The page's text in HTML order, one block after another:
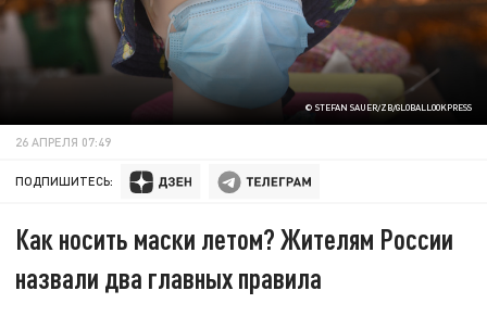
© STEFAN SAUER/ZB/GLOBALLOOKPRESS
26 АПРЕЛЯ 07:49
ПОДПИШИТЕСЬ:
Как носить маски летом? Жителям России
назвали два главных правила